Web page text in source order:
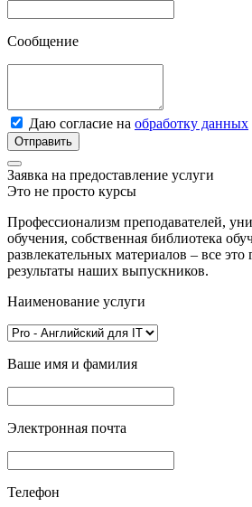
Сообщение
Даю согласие на обработку данных
Отправить
Заявка на предоставление услуги
Это не просто курсы
Профессионализм преподавателей,
обучения, собственная библиотека
развлекательных материалов – все
результаты наших выпускников.
Наименование услуги
Ваше имя и фамилия
Электронная почта
Телефон